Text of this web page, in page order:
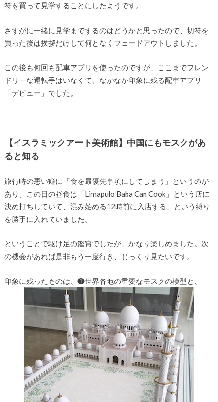
符を買って見学することにしたようです。
さすがに一緒に見学までするのはどうかと思ったので、切符を
買った後は挨拶だけして何となくフェードアウトしました。
この後も何回も配車アプリを使ったのですが、ここまでフレン
ドリーな運転手はいなくて、なかなか印象に残る配車アプリ
「デビュー」でした。
【イスラミックアート美術館】中国にもモスクがあ
ると知る
旅行時の悪い癖に「食を最優先事項にしてしまう」というのが
あり、この日の昼食は「Limapulo Baba Can Cook」という店に
決め打ちしていて、混み始める12時前に入店する、という縛り
を勝手に入れていました。
ということで駆け足の鑑賞でしたが、かなり楽しめました。次
の機会があれば是非もう一度行き、じっくり見たいです。
印象に残ったものは、❶世界各地の重要なモスクの模型と、